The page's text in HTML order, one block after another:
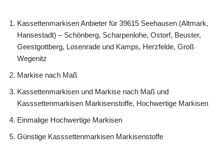
Kassettenmarkisen Anbieter für 39615 Seehausen (Altmark,
Hansestadt) – Schönberg, Scharpenlohe, Ostorf, Beuster,
Geestgottberg, Losenrade und Kamps, Herzfelde, Groß
Wegenitz
Markise nach Maß
Kassettenmarkisen und Markise nach Maß und
Kasssettenmarkisen Markisenstoffe, Hochwertige Markisen
Einmalige Hochwertige Markisen
Günstige Kasssettenmarkisen Markisenstoffe